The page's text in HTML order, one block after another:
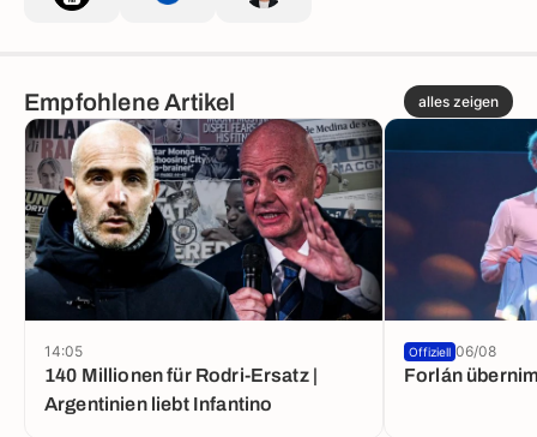
Empfohlene Artikel alles zeigen
140 Millionen für Rodri-Ersatz |
Argentinien liebt Infantino
14:05
Forlán
Offiziell 06/08